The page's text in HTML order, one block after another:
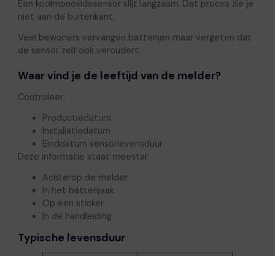
Een koolmonoxidesensor slijt langzaam. Dat proces zie je
niet aan de buitenkant.
Veel bewoners vervangen batterijen maar vergeten dat
de sensor zelf ook veroudert.
Waar vind je de leeftijd van de melder?
Controleer:
Productiedatum
Installatiedatum
Einddatum sensorlevensduur
Deze informatie staat meestal:
Achterop de melder
In het batterijvak
Op een sticker
In de handleiding
Typische levensduur